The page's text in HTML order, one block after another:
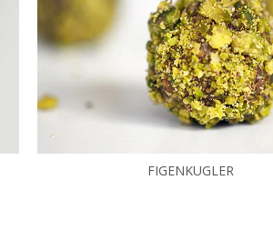
FIGENKUGLER